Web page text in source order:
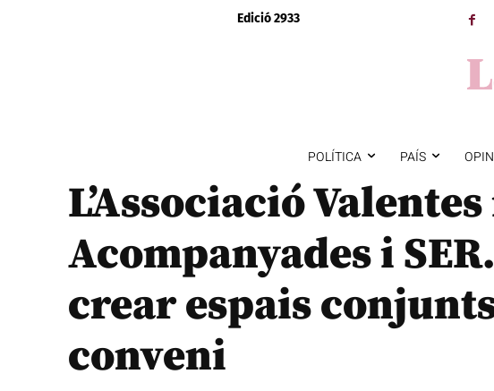
Edició 2933
POLÍTICA PAÍS
L’Associació
Acompanyades i
crear espais
conveni